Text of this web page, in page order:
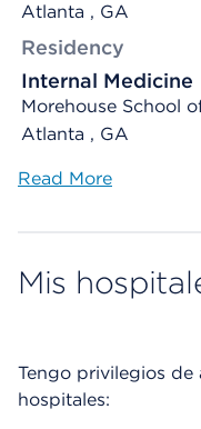
Atlanta , GA
Residency
Internal Medicine
Morehouse School
Atlanta , GA
Read More
Mis
Tengo privilegios de
hospitales: